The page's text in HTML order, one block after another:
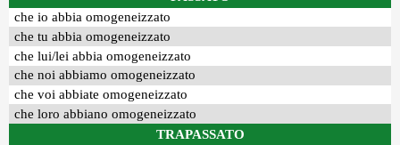
che io abbia omogeneizzato
che tu abbia omogeneizzato
che lui/lei abbia omogeneizzato
che noi abbiamo omogeneizzato
che voi abbiate omogeneizzato
che loro abbiano omogeneizzato
TRAPASSATO